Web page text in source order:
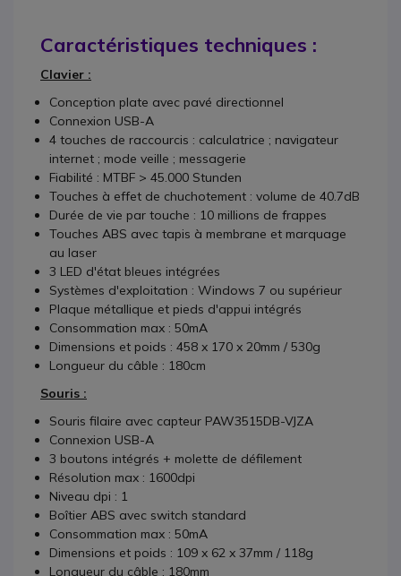
Caractéristiques techniques :
Clavier :
Conception plate avec pavé directionnel
Connexion USB-A
4 touches de raccourcis : calculatrice ; navigateur
internet ; mode veille ; messagerie
Fiabilité : MTBF > 45.000 Stunden
Touches à effet de chuchotement : volume de 40.7dB
Durée de vie par touche : 10 millions de frappes
Touches ABS avec tapis à membrane et marquage
au laser
3 LED d'état bleues intégrées
Systèmes d'exploitation : Windows 7 ou supérieur
Plaque métallique et pieds d'appui intégrés
Consommation max : 50mA
Dimensions et poids : 458 x 170 x 20mm / 530g
Longueur du câble : 180cm
Souris :
Souris filaire avec capteur PAW3515DB-VJZA
Connexion USB-A
3 boutons intégrés + molette de défilement
Résolution max : 1600dpi
Niveau dpi : 1
Boîtier ABS avec switch standard
Consommation max : 50mA
Dimensions et poids : 109 x 62 x 37mm / 118g
Longueur du câble : 180mm